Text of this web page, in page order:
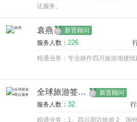
证服务。
袁燕 新晋顾问
服务人数： 226
精通业务：专业操作四川旅游地接
全球旅游签证服务 新晋顾问
服务人数： 32
精通业务：1、四川周边旅游 2、国